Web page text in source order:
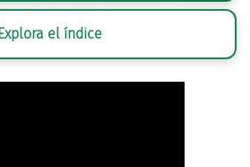
Explora el índice